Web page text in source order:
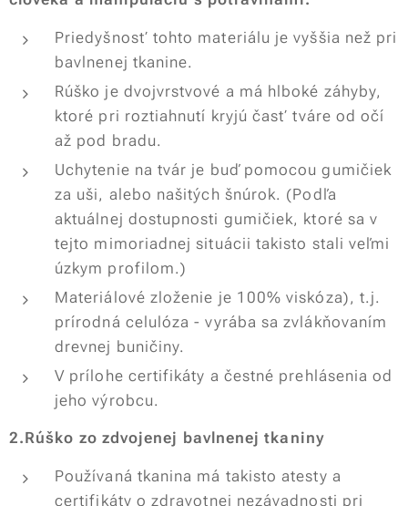
Priedyšnosť tohto materiálu je vyššia než pri
bavlnenej tkanine.
Rúško je dvojvrstvové a má hlboké záhyby,
ktoré pri roztiahnutí kryjú časť tváre od očí
až pod bradu.
Uchytenie na tvár je buď pomocou gumičiek
za uši, alebo našitých šnúrok. (Podľa
aktuálnej dostupnosti gumičiek, ktoré sa v
tejto mimoriadnej situácii takisto stali veľmi
úzkym profilom.)
Materiálové zloženie je 100% viskóza), t.j.
prírodná celulóza - vyrába sa zvlákňovaním
drevnej buničiny.
V prílohe certifikáty a čestné prehlásenia od
jeho výrobcu.
2.Rúško zo zdvojenej bavlnenej tkaniny
Používaná tkanina má takisto atesty a
certifikáty o zdravotnej nezávadnosti pri